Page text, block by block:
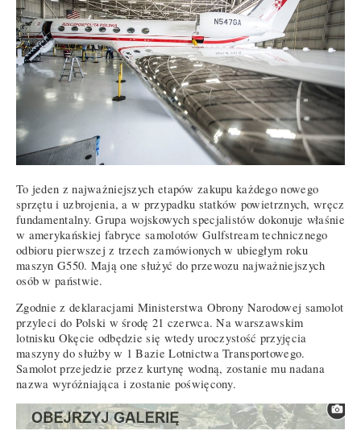
To jeden z najważniejszych etapów zakupu każdego nowego
sprzętu i uzbrojenia, a w przypadku statków powietrznych, wręcz
fundamentalny. Grupa wojskowych specjalistów dokonuje właśnie
w amerykańskiej fabryce samolotów Gulfstream technicznego
odbioru pierwszej z trzech zamówionych w ubiegłym roku
maszyn G550. Mają one służyć do przewozu najważniejszych
osób w państwie.
Zgodnie z deklaracjami Ministerstwa Obrony Narodowej samolot
przyleci do Polski w środę 21 czerwca. Na warszawskim
lotnisku Okęcie odbędzie się wtedy uroczystość przyjęcia
maszyny do służby w 1 Bazie Lotnictwa Transportowego.
Samolot przejedzie przez kurtynę wodną, zostanie mu nadana
nazwa wyróżniająca i zostanie poświęcony.